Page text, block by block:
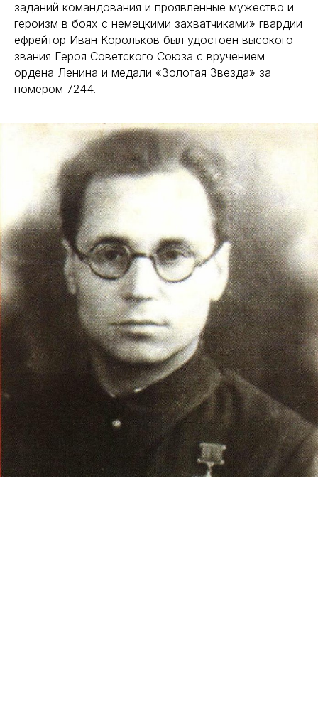
заданий командования и проявленные мужество и
героизм в боях с немецкими захватчиками» гвардии
ефрейтор Иван Корольков был удостоен высокого
звания Героя Советского Союза с вручением
ордена Ленина и медали «Золотая Звезда» за
номером 7244.